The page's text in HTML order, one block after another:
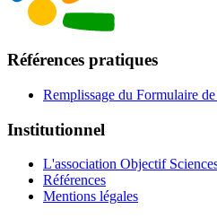
Références pratiques
Remplissage du Formulaire
Institutionnel
L'association Objectif
Références
Mentions légales